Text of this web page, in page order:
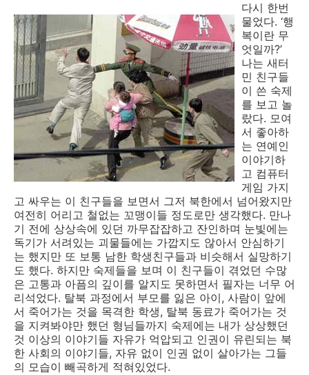
다시 한번
물었다. ‘행
복이란 무
엇일까?’
나는 새터
민 친구들
이 쓴 숙제
를 보고 놀
랐다. 모여
서 좋아하
는 연예인
이야기하
고 컴퓨터
게임 가지
고 싸우는 이 친구들을 보면서 그저 북한에서 넘어왔지만
여전히 어리고 철없는 꼬맹이들 정도로만 생각했다. 만나
기 전에 상상속에 있던 까무잡잡하고 잔인하며 눈빛에는
독기가 서려있는 괴물들에는 가깝지도 않아서 안심하기
는 했지만 또 보통 남한 학생친구들과 비슷해서 실망하기
도 했다. 하지만 숙제들을 보며 이 친구들이 겪었던 수많
은 고통과 아픔의 깊이를 알지도 못하면서 필자는 너무 어
리석었다. 탈북 과정에서 부모를 잃은 아이, 사람이 앞에
서 죽어가는 것을 목격한 학생, 탈북 동료가 죽어가는 것
을 지켜봐야만 했던 형님들까지 숙제에는 내가 상상했던
것 이상의 이야기들 자유가 억압되고 인권이 유린되는 북
한 사회의 이야기들, 자유 없이 인권 없이 살아가는 그들
의 모습이 빼곡하게 적혀있었다.